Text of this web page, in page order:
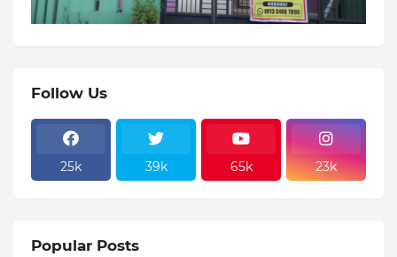
Follow Us
25k 39k 65k 23k
Popular Posts